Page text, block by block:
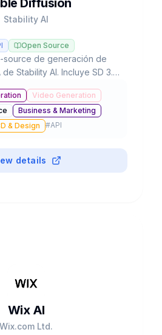
Diffusion
Stability AI
Open Source
de generación de
Stability AI. Incluye SD 3.5
con más de 10,000
y licencia gratuita para uso
comercial.
Video Generation
Business & Marketing
& Design
#API
details
Wix AI
Wix.com Ltd.